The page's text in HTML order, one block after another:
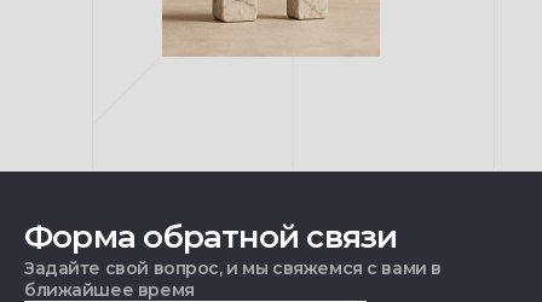
Форма обратной связи
Задайте свой вопрос, и мы свяжемся с вами в
ближайшее время